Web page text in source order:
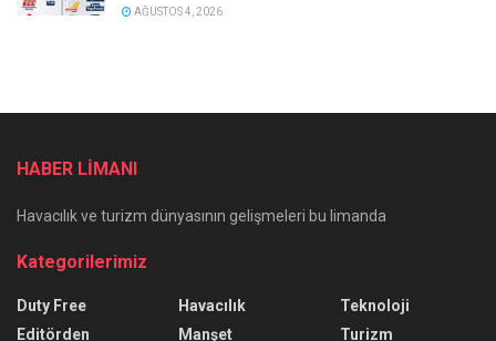
AĞUSTOS 4, 2026
HABER LİMANI
Havacılık ve turizm dünyasının gelişmeleri bu limanda
Kategorilerimiz
Duty Free
Editörden
Havacılık
Manşet
Teknoloji
Turizm